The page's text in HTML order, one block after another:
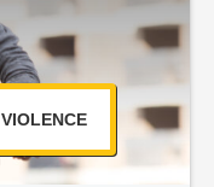
VIOLENCE